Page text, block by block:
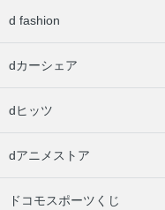
d fashion
dカーシェア
dヒッツ
dアニメストア
ドコモスポーツくじ